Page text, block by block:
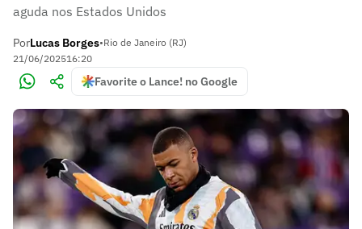
aguda nos Estados Unidos
PorLucas Borges•Rio de Janeiro (RJ)
21/06/202516:20
Favorite o Lance! no Google